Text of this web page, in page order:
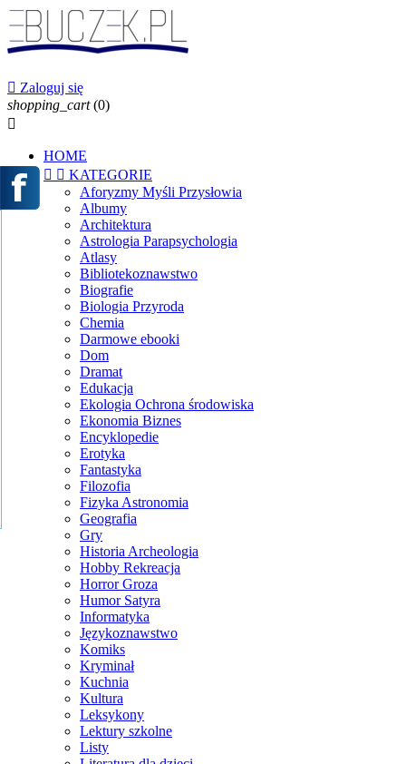
 Zaloguj się
shopping_cart (0)

HOME
  KATEGORIE
Aforyzmy Myśli Przysłowia
Albumy
Architektura
Astrologia Parapsychologia
Atlasy
Bibliotekoznawstwo
Biografie
Biologia Przyroda
Chemia
Darmowe ebooki
Dom
Dramat
Edukacja
Ekologia Ochrona środowiska
Ekonomia Biznes
Encyklopedie
Erotyka
Fantastyka
Filozofia
Fizyka Astronomia
Geografia
Gry
Historia Archeologia
Hobby Rekreacja
Horror Groza
Humor Satyra
Informatyka
Językoznawstwo
Komiks
Kryminał
Kuchnia
Kultura
Leksykony
Lektury szkolne
Listy